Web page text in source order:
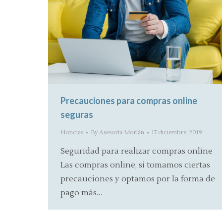
Precauciones para compras online
seguras
Noticias By Asesoría Morlán 17 diciembre, 2019
Seguridad para realizar compras online
Las compras online, si tomamos ciertas
precauciones y optamos por la forma de
pago más…